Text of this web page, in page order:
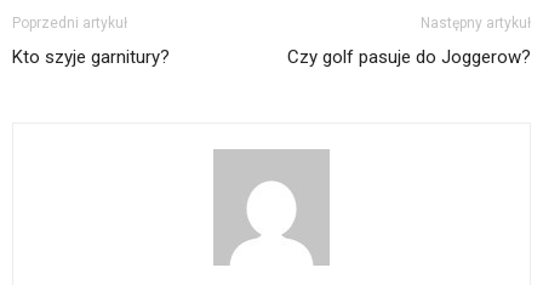
Poprzedni artykuł
Kto szyje garnitury?
Następny artykuł
Czy golf pasuje do Joggerow?